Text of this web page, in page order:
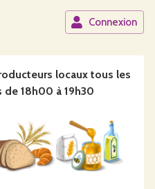
Connexion
locaux tous les
de 18h00 à 19h30